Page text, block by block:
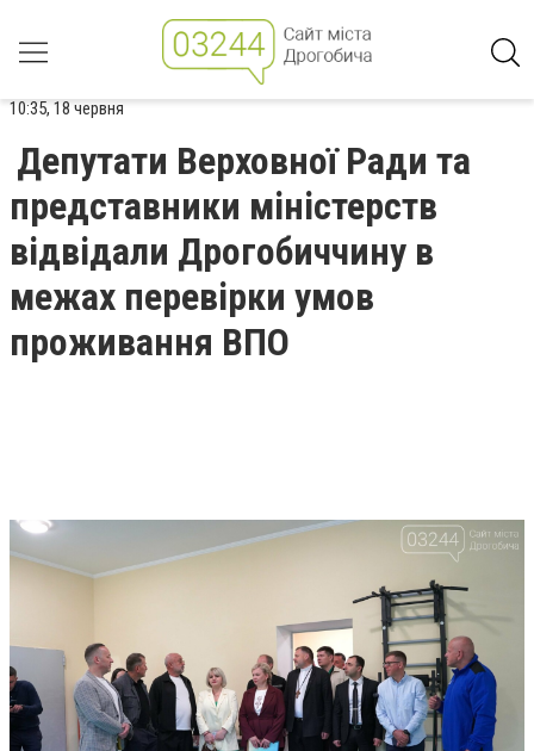
10:35, 18 червня
Депутати Верховної Ради та
представники міністерств
відвідали Дрогобиччину в
межах перевірки умов
проживання ВПО